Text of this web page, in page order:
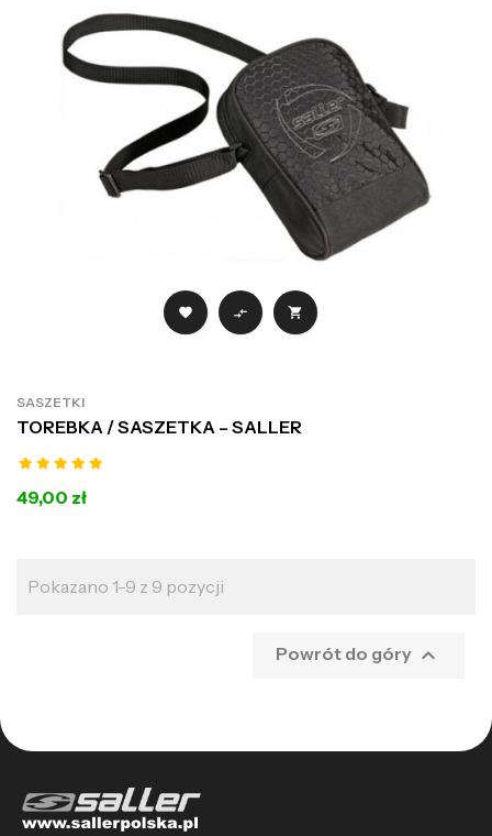
  
SASZETKI
TOREBKA / SASZETKA – SALLER
49,00 zł
Pokazano 1-9 z 9 pozycji
Powrót do góry 